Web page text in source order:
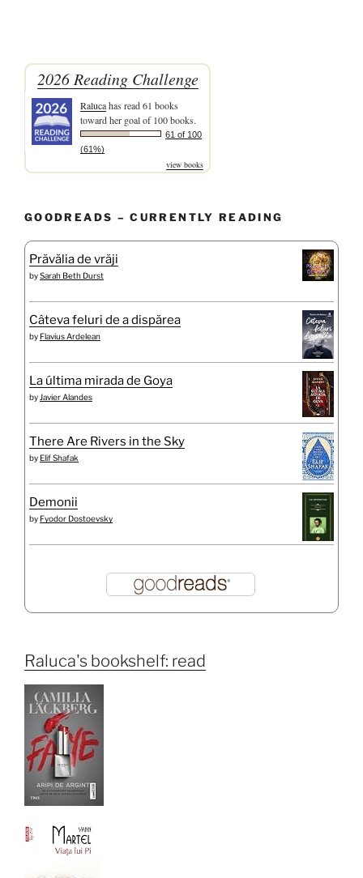
2026 Reading Challenge
Ralucahas read 61 books
toward her goal of 100 books.
61 of 100
(61%)
view books
GOODREADS – CURRENTLY READING
Prăvălia de vrăji
bySarah Beth Durst
Câteva feluri de a dispărea
by Flavius Ardelean
La última mirada de Goya
by Javier Alandes
There Are Rivers in the Sky
by Elif Shafak
Demonii
by Fyodor Dostoevsky
Raluca's bookshelf: read